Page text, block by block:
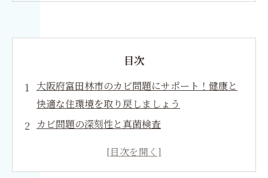
目次
大阪府富田林市のカビ問題にサポート！健康と
快適な住環境を取り戻しましょう
カビ問題の深刻性と真菌検査